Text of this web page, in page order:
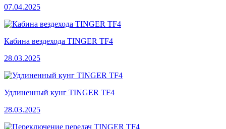
07.04.2025
Кабина вездехода TINGER TF4
28.03.2025
Удлиненный кунг TINGER TF4
28.03.2025